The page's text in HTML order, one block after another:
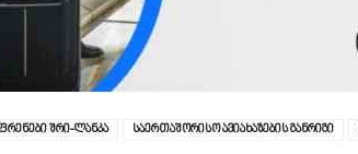
შრი-ლანკა საერთაშორისო ავიახაზების განრიგი